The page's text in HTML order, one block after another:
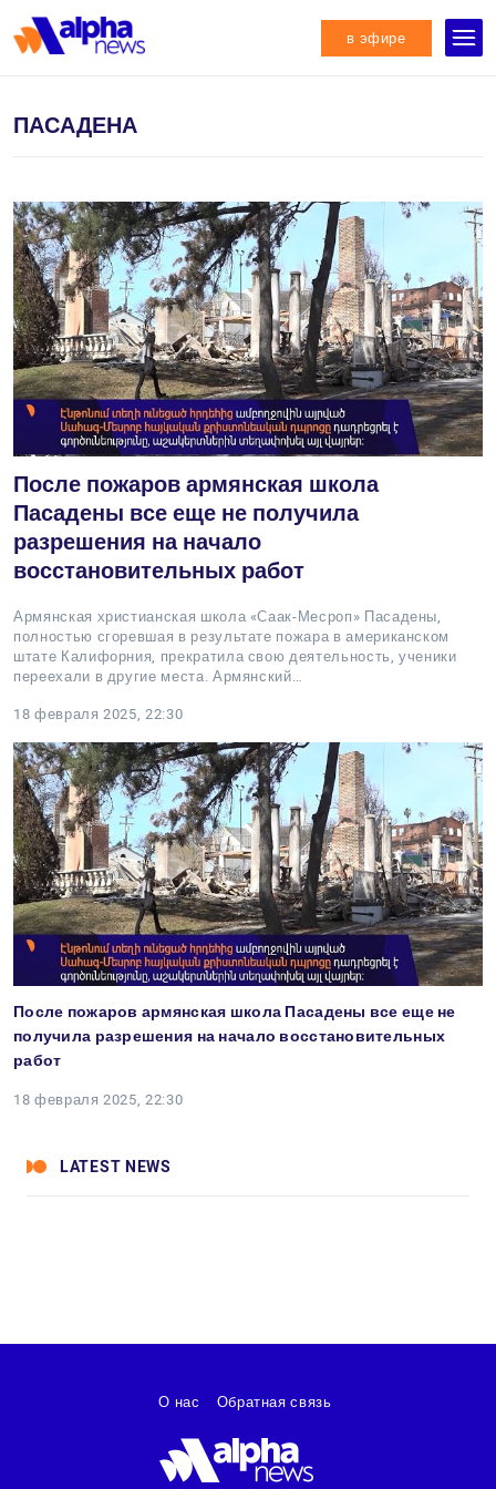
в эфире
ПАСАДЕНА
После пожаров армянская школа
Пасадены все еще не получила
разрешения на начало
восстановительных работ
Армянская христианская школа «Саак-Месроп» Пасадены,
полностью сгоревшая в результате пожара в американском
штате Калифорния, прекратила свою деятельность, ученики
переехали в другие места. Армянский…
18 февраля 2025, 22:30
После пожаров армянская школа Пасадены все еще не
получила разрешения на начало восстановительных
работ
18 февраля 2025, 22:30
LATEST NEWS
О нас Обратная связь